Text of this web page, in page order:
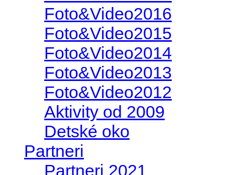
Foto&Video2016
Foto&Video2015
Foto&Video2014
Foto&Video2013
Foto&Video2012
Aktivity od 2009
Detské oko
Partneri
Partneri 2021